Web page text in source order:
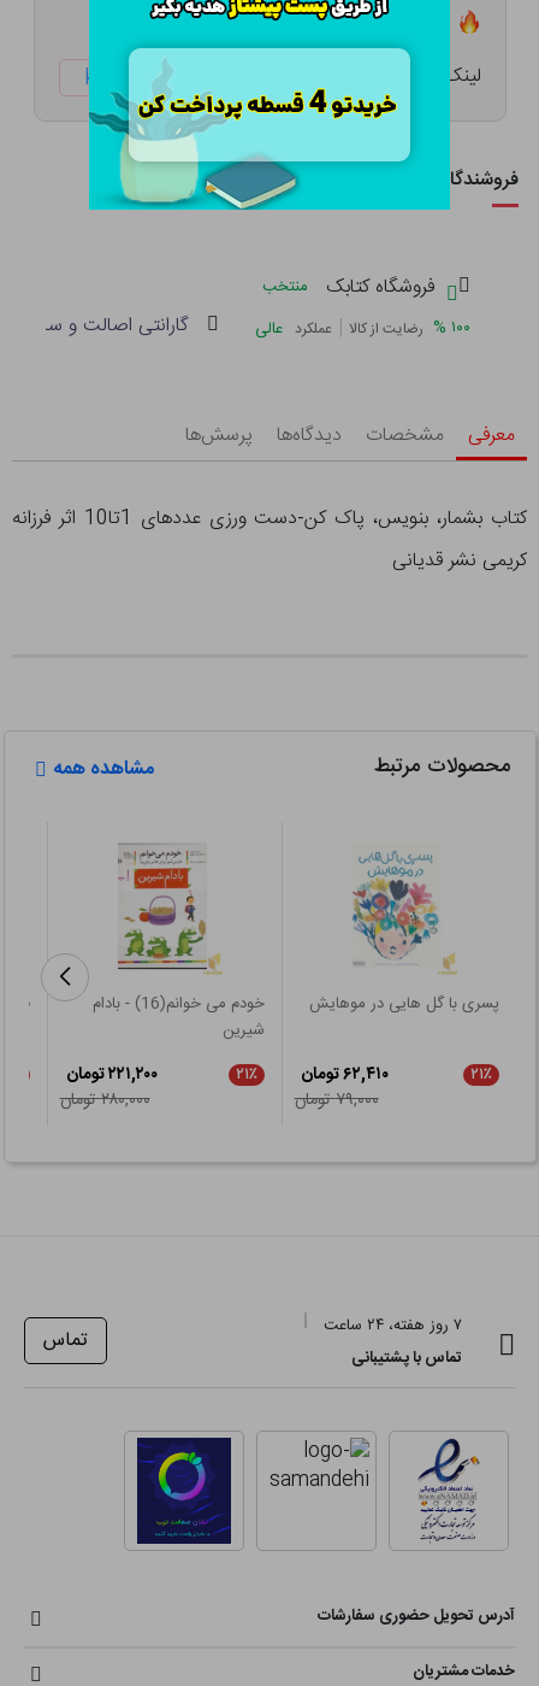
لینک کوتاه: ketabtala.com/sbp-49646
فروشندگان این کالا
فروشگاه کتابک
منتخب
۱۰۰ % رضایت از کالا | عملکرد عالی گارانتی اصالت و سلامت
معرفی مشخصات دیدگاه‌ها پرسش‌ها
کتاب بشمار، بنویس، پاک کن-دست ورزی عددهای 1تا10 اثر فرزانه
کریمی نشر قدیانی
محصولات مرتبط مشاهده همه
پسری با گل هایی در موهایش
۲۱٪
۶۲,۴۱۰ تومان
۷۹,۰۰۰ تومان
خودم می خوانم(16) - بادام
شیرین
۲۱٪
۲۲۱,۲۰۰ تومان
۲۸۰,۰۰۰ تومان
۷ روز هفته، ۲۴ ساعت
تماس با پشتیبانی
تماس
آدرس تحویل حضوری سفارشات
خدمات مشتریان